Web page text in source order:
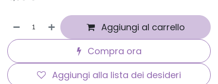
Aggiungi al carrello
Compra ora
Aggiungi alla lista dei desideri